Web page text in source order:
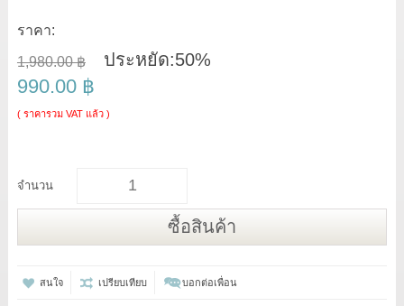
ราคา:
1,980.00 ฿ ประหยัด:50%
990.00 ฿
( ราคารวม VAT แล้ว )
จำนวน
ซื้อสินค้า
สนใจ เปรียบเทียบ บอกต่อเพื่อน